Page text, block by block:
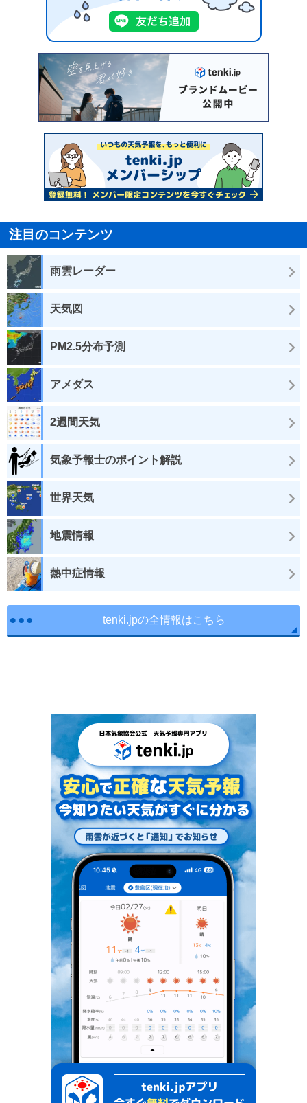
注目のコンテンツ
雨雲レーダー
天気図
PM2.5分布予測
アメダス
2週間天気
気象予報士のポイント解説
世界天気
地震情報
熱中症情報
tenki.jpの全情報はこちら